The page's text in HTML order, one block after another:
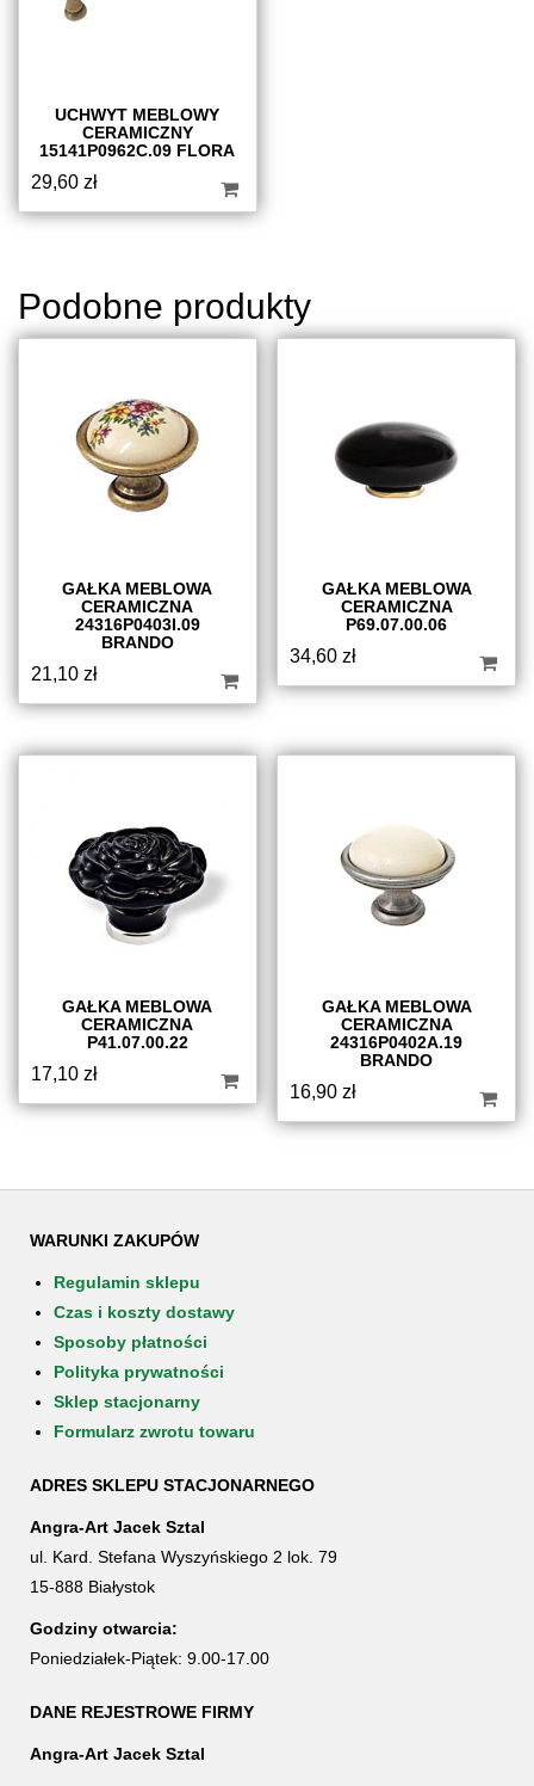
UCHWYT MEBLOWY
CERAMICZNY
15141P0962C.09 FLORA
29,60 zł
Podobne produkty
GAŁKA MEBLOWA
CERAMICZNA
24316P0403I.09
BRANDO
21,10 zł
GAŁKA MEBLOWA
CERAMICZNA
P69.07.00.06
34,60zł
GAŁKA MEBLOWA
CERAMICZNA
P41.07.00.22
17,10 zł
GAŁKA MEBLOWA
CERAMICZNA
24316P0402A.19
BRANDO
16,90zł
WARUNKI ZAKUPÓW
Regulamin sklepu
Czas i koszty dostawy
Sposoby płatności
Polityka prywatności
Sklep stacjonarny
Formularz zwrotu towaru
ADRES SKLEPU STACJONARNEGO
Angra-Art Jacek Sztal
ul. Kard. Stefana Wyszyńskiego 2 lok. 79
15-888 Białystok
Godziny otwarcia:
Poniedziałek-Piątek: 9.00-17.00
DANE REJESTROWE FIRMY
Angra-Art Jacek Sztal